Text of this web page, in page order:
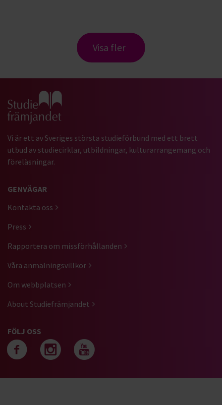
Visa fler
Gå till studiefrämjandets startsida
Vi är ett av Sveriges största studieförbund med ett brett
utbud av studiecirklar, utbildningar, kulturarrangemang och
föreläsningar.
GENVÄGAR
Kontakta oss
Press
Rapportera om missförhållanden
Våra anmälningsvillkor
Om webbplatsen
About Studiefrämjandet
FÖLJ OSS
Följ oss på facebook
Följ oss på
Följ oss på